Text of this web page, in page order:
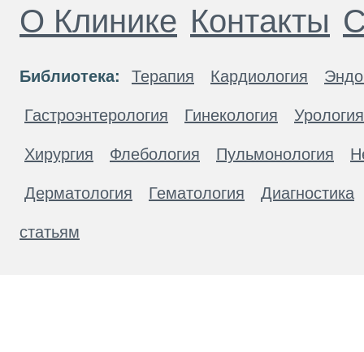
О Клинике Контакты
Библиотека: Терапия Кардиология
Гастроэнтерология Гинекология Урология
Хирургия Флебология Пульмонология
Дерматология Гематология Диагностика
статьям